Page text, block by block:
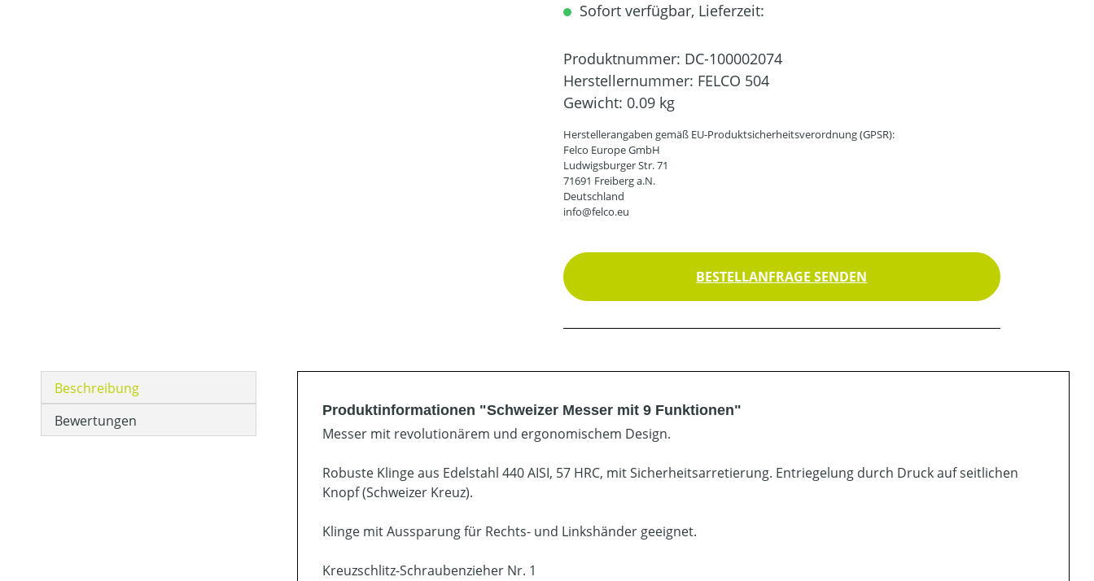
Sofort verfügbar, Lieferzeit:
Produktnummer: DC-100002074
Herstellernummer: FELCO 504
Gewicht: 0.09 kg
Herstellerangaben gemäß EU-Produktsicherheitsverordnung (GPSR):
Felco Europe GmbH
Ludwigsburger Str. 71
71691 Freiberg a.N.
Deutschland
info@felco.eu
BESTELLANFRAGE SENDEN
Beschreibung
Bewertungen
Produktinformationen "Schweizer Messer mit 9 Funktionen"
Messer mit revolutionärem und ergonomischem Design.
Robuste Klinge aus Edelstahl 440 AISI, 57 HRC, mit Sicherheitsarretierung. Entriegelung durch Druck auf seitlichen
Knopf (Schweizer Kreuz).
Klinge mit Aussparung für Rechts- und Linkshänder geeignet.
Kreuzschlitz-Schraubenzieher Nr. 1